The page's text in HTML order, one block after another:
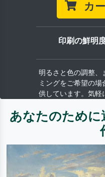
カー
印刷の鮮明
明るさと色の調整、
ミングをご希望の
供しています。気軽
あなたのために